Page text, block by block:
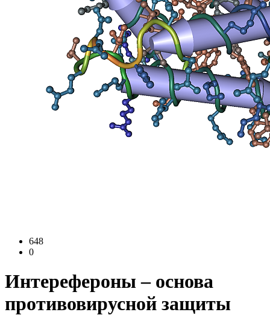
648
0
Интерефероны – основа
противовирусной защиты